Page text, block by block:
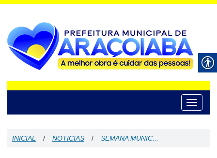
Toggle
INICIAL / NOTICIAS / SEMANA MUNIC...